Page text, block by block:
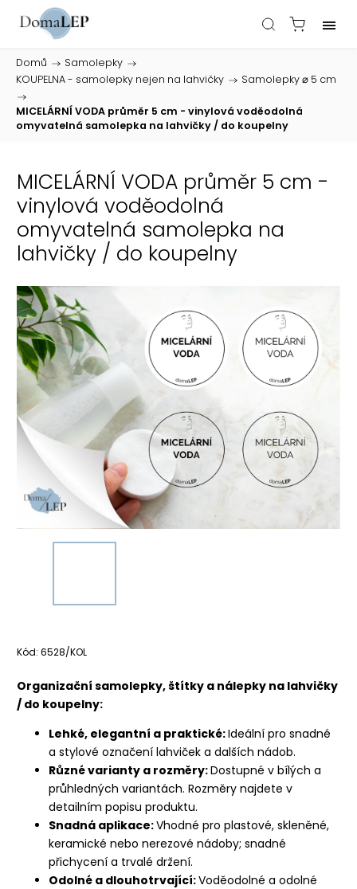
Domů / Samolepky /
KOUPELNA - samolepky nejen na lahvičky /
Samolepky ⌀ 5 cm
/
MICELÁRNÍ VODA průměr 5 cm - vinylová voděodolná
omyvatelná samolepka na lahvičky / do koupelny
MICELÁRNÍ VODA průměr 5 cm -
vinylová voděodolná
omyvatelná samolepka na
lahvičky / do koupelny
Kód: 6528/KOL
Organizační samolepky, štítky a nálepky na lahvičky
/ do koupelny:
Lehké, elegantní a praktické:Ideální pro snadné
a stylové označení lahviček a dalších nádob.
Různé varianty a rozměry:Dostupné v bílých a
průhledných variantách. Rozměry najdete v
detailním popisu produktu.
Snadná aplikace:Vhodné pro plastové, skleněné,
keramické nebo nerezové nádoby; snadné
přichycení a trvalé držení.
Odolné a dlouhotrvající:Voděodolné a odolné